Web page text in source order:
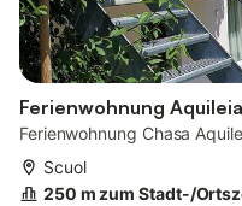
Ferienwohnung
Ferienwohnung Chasa
Scuol
250 m zum Stadt-/